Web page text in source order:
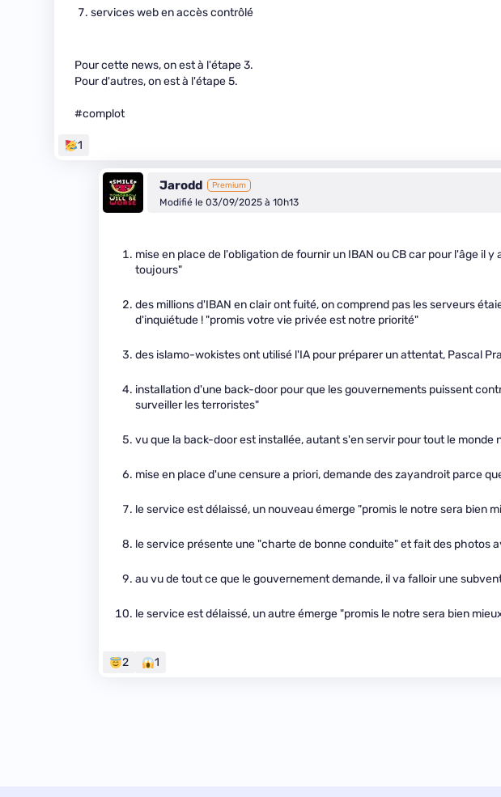
services web en accès contrôlé
Pour cette news, on est à l'étape 3.
Pour d'autres, on est à l'étape 5.
#complot
1
Jarodd Premium
Modifié le 03/09/2025 à 10h13
mise en place de l'obligation de fournir un IBAN ou CB car pour l'âge il
toujours"
des millions d'IBAN en clair ont fuité, on comprend pas les serveurs
d'inquiétude ! "promis votre vie privée est notre priorité"
des islamo-wokistes ont utilisé l'IA pour préparer un attentat, Pascal
installation d'une back-door pour que les gouvernements puissent
surveiller les terroristes"
vu que la back-door est installée, autant s'en servir pour tout le monde
mise en place d'une censure a priori, demande des zayandroit parce
le service est délaissé, un nouveau émerge "promis le notre sera bien
le service présente une "charte de bonne conduite" et fait des photos
au vu de tout ce que le gouvernement demande, il va falloir une
le service est délaissé, un autre émerge "promis le notre sera bien
2 1